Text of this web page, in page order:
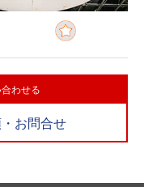
わせる
お問合せ